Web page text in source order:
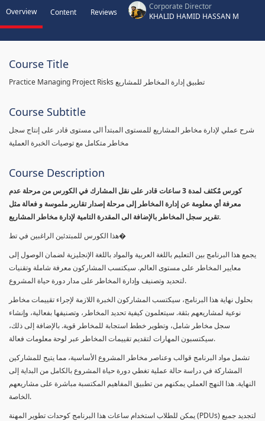
Overview Content Reviews
Corporate Director
KHALID HAMID HASSAN M
Course Title
Practice Managing Project Risks تطبيق إدارة المخاطر للمشاريع
Course Subtitle
شرح عملي لإدارة مخاطر المشاريع للمستوى المبتدأ الى مستوى قادر على إنتاج سجل
مخاطر متكامل مع توصيات الخبرة العملية
Course Description
كورس مٌكثف لمدة 3 ساعات قادر على نقل المشارك في الكورس من مرحلة عدم
معرفة أي معلومة عن إدارة المخاطر إلى مرحلة إصدار تقارير ملموسة و فعالة مثل
تقرير سجل المخاطر بالإضافة الى المقدرة التامية لإدارة مخاطر المشاريع.
هذا الكورس للمبتدئين الراغبين في تط�
يجمع هذا البرنامج بين التعليم باللغة العربية والمواد باللغة الإنجليزية لضمان الوصول إلى
معايير المخاطر على مستوى العالم. سيكتسب المشاركون معرفة شاملة وتقنيات
لتحديد وتصنيف وإدارة المخاطر على مدار دورة حياة المشروع.
بحلول نهاية هذا البرنامج، سيكتسب المشاركون الخبرة اللازمة لإجراء تقييمات مخاطر
نوعية لمشاريعهم بثقة. سيتعلمون كيفية تحديد المخاطر، وتصنيفها بفعالية، وإنشاء
سجل مخاطر شامل، وتطوير خطط استجابة للمخاطر قوية. بالإضافة إلى ذلك،
سيكتسبون المهارات لتقديم تقييمات المخاطر عبر لوحة معلومات فعالة.
تشمل مواد البرنامج قوالب وعناصر مخاطر المشروع الأساسية، مما يتيح للمشاركين
المشاركة في دراسة حالة عملية تغطي دورة حياة المشروع بالكامل من البداية إلى
النهاية. هذا النهج العملي يمكنهم من تطبيق المفاهيم المكتسبة مباشرة على مشاريعهم
الخاصة.
يمكن للطلاب استخدام ساعات هذا البرنامج كوحدات تطوير المهنة (PDUs) لتجديد جميع